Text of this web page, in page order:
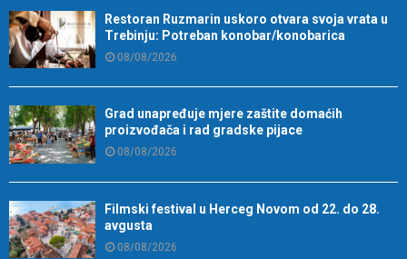
Restoran Ruzmarin uskoro otvara svoja vrata u
Trebinju: Potreban konobar/konobarica
08/08/2026
Grad unapređuje mjere zaštite domaćih
proizvođača i rad gradske pijace
08/08/2026
Filmski festival u Herceg Novom od 22. do 28.
avgusta
08/08/2026